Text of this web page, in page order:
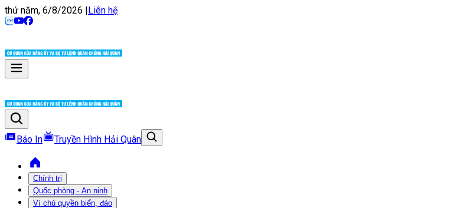
thứ năm, 6/8/2026 |Liên hệ
Báo In Truyền Hình Hải Quân
Chính trị
Quốc phòng - An ninh
Vì chủ quyền biển, đảo